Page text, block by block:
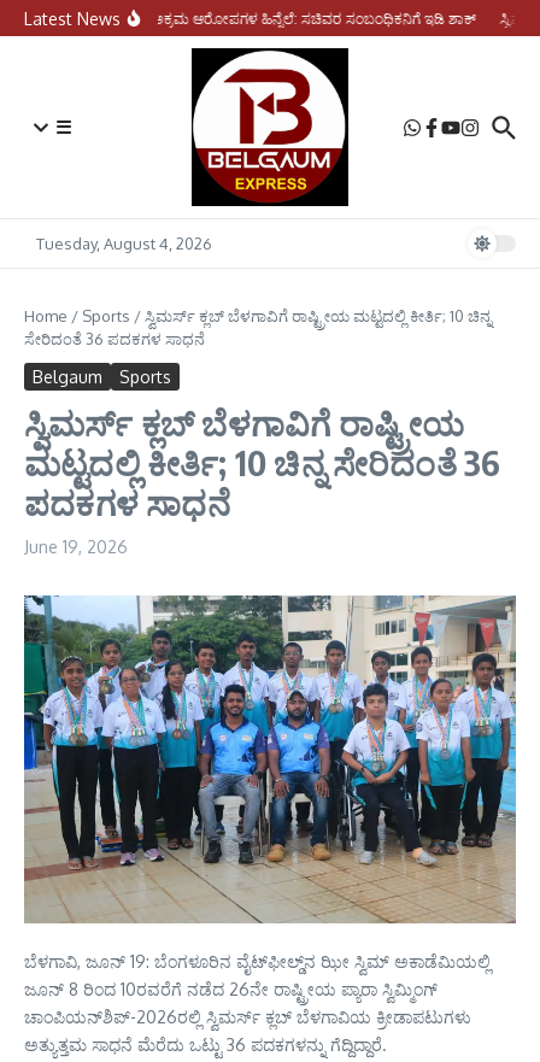
Skip to content
Latest Newsಆರ್ಥಿಕ ಅಕ್ರಮ ಆರೋಪಗಳ ಹಿನ್ನೆಲೆ: ಸಚಿವರ ಸಂಬಂಧಿಕನಿಗೆ ಇಡಿ ಶಾಕ್
☰
Tuesday, August 4, 2026
Home / Sports /ಸ್ವಿಮರ್ಸ್ ಕ್ಲಬ್ ಬೆಳಗಾವಿಗೆ ರಾಷ್ಟ್ರೀಯ ಮಟ್ಟದಲ್ಲಿ ಕೀರ್ತಿ; 10 ಚಿನ್ನ
ಸೇರಿದಂತೆ 36 ಪದಕಗಳ ಸಾಧನೆ
Belgaum Sports
ಸ್ವಿಮರ್ಸ್ ಕ್ಲಬ್ ಬೆಳಗಾವಿಗೆ ರಾಷ್ಟ್ರೀಯ
ಮಟ್ಟದಲ್ಲಿ ಕೀರ್ತಿ; 10 ಚಿನ್ನ ಸೇರಿದಂತೆ 36
ಪದಕಗಳ ಸಾಧನೆ
June 19, 2026
ಬೆಳಗಾವಿ, ಜೂನ್ 19: ಬೆಂಗಳೂರಿನ ವೈಟ್‌ಫೀಲ್ಡ್‌ನ ಝೀ ಸ್ವಿಮ್ ಅಕಾಡೆಮಿಯಲ್ಲಿ
ಜೂನ್ 8 ರಿಂದ 10ರವರೆಗೆ ನಡೆದ 26ನೇ ರಾಷ್ಟ್ರೀಯ ಪ್ಯಾರಾ ಸ್ವಿಮ್ಮಿಂಗ್
ಚಾಂಪಿಯನ್‌ಶಿಪ್-2026ರಲ್ಲಿ ಸ್ವಿಮರ್ಸ್ ಕ್ಲಬ್ ಬೆಳಗಾವಿಯ ಕ್ರೀಡಾಪಟುಗಳು
ಅತ್ಯುತ್ತಮ ಸಾಧನೆ ಮೆರೆದು ಒಟ್ಟು 36 ಪದಕಗಳನ್ನು ಗೆದ್ದಿದ್ದಾರೆ.